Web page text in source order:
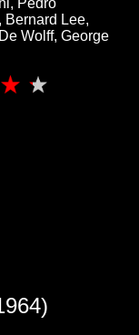
Bernard Lee,
Wolff, George